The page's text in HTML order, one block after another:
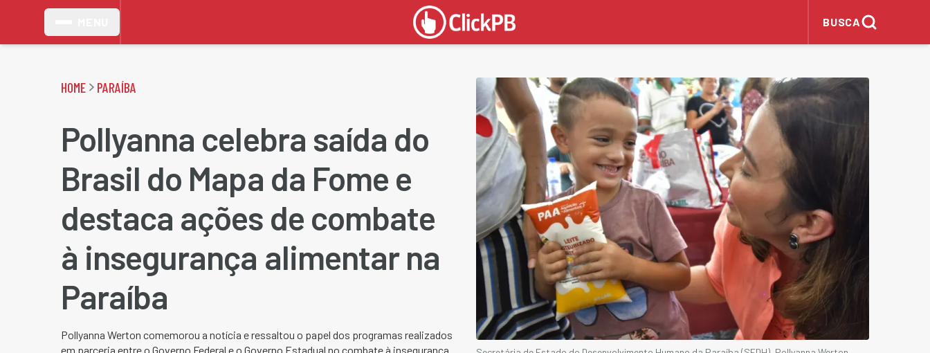
BUSCA
HOME PARAÍBA
Pollyanna celebra saída do
Brasil do Mapa da Fome e
destaca ações de combate
à insegurança alimentar na
Paraíba
Pollyanna Werton comemorou a notícia e ressaltou o papel dos programas realizados
em parceria entre o Governo Federal e o Governo Estadual no combate à insegurança